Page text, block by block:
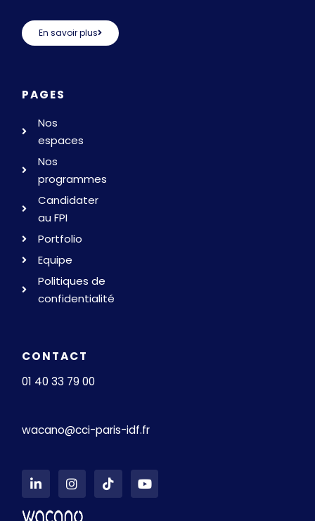
En savoir plus
PAGES
Nos
espaces
Nos
programmes
Candidater
au FPI
Portfolio
Equipe
Politiques de
confidentialité
CONTACT
01 40 33 79 00
wacano@cci-paris-idf.fr
L
i
n
k
I
n
s
t
T
i
k
Y
o
u